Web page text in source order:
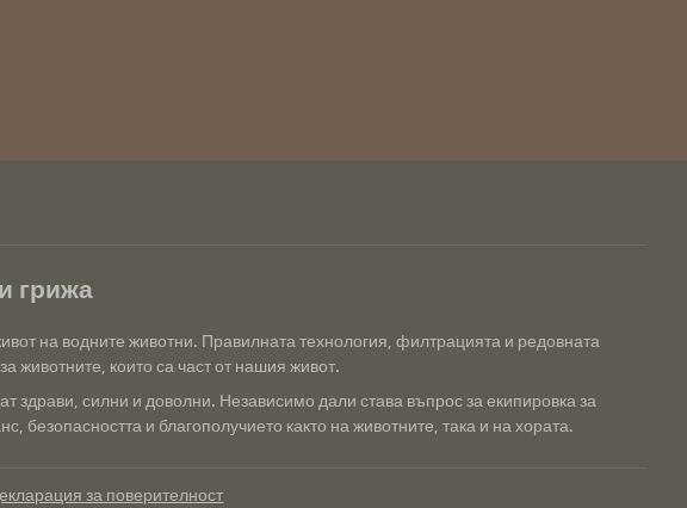
грижа
на водните животни. Правилната технология, филтрацията и редовната
животните, които са част от нашия живот.
здрави, силни и доволни. Независимо дали става въпрос за екипировка за
безопасността и благополучието както на животните, така и на хората.
за поверителност